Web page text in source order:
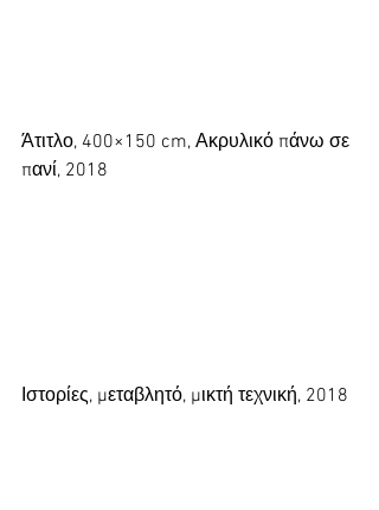
Άτιτλο, 400×150 cm, Ακρυλικό πάνω σε
πανί, 2018
Ιστορίες, μεταβλητό, μικτή τεχνική, 2018